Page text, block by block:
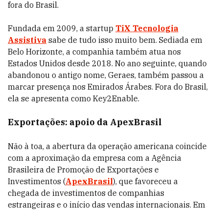
fora do Brasil.
Fundada em 2009, a startup TiX Tecnologia
Assistiva sabe de tudo isso muito bem. Sediada em
Belo Horizonte, a companhia também atua nos
Estados Unidos desde 2018. No ano seguinte, quando
abandonou o antigo nome, Geraes, também passou a
marcar presença nos Emirados Árabes. Fora do Brasil,
ela se apresenta como Key2Enable.
Exportações: apoio da ApexBrasil
Não à toa, a abertura da operação americana coincide
com a aproximação da empresa com a Agência
Brasileira de Promoção de Exportações e
Investimentos (ApexBrasil), que favoreceu a
chegada de investimentos de companhias
estrangeiras e o início das vendas internacionais. Em